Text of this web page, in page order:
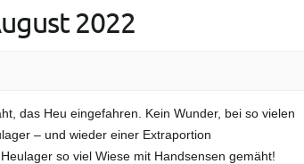
2022
das Heu eingefahren. Kein Wunder, bei so vielen
– und wieder einer Extraportion
so viel Wiese mit Handsensen gemäht!